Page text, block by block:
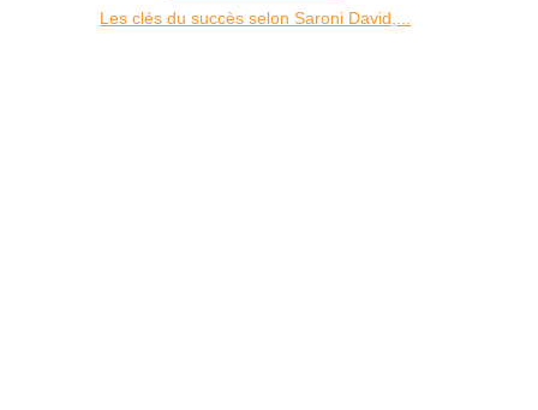
Les clés du succès selon Saroni David,...